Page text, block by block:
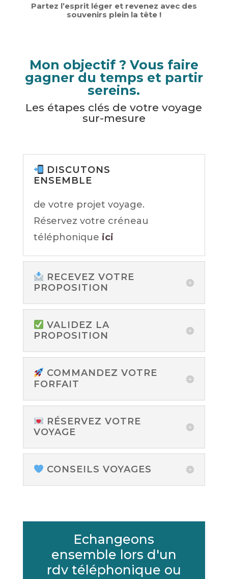
Partez l’esprit léger et revenez avec des
souvenirs plein la tête !
Mon objectif ? Vous faire
gagner du temps et partir
sereins.
Les étapes clés de votre voyage
sur-mesure
DISCUTONS
ENSEMBLE
de votre projet voyage.
Réservez votre créneau
téléphonique ici
RECEVEZ VOTRE
PROPOSITION
VALIDEZ LA
PROPOSITION
COMMANDEZ VOTRE
FORFAIT
RÉSERVEZ VOTRE
VOYAGE
CONSEILS VOYAGES
Echangeons
ensemble lors d'un
rdv téléphonique ou